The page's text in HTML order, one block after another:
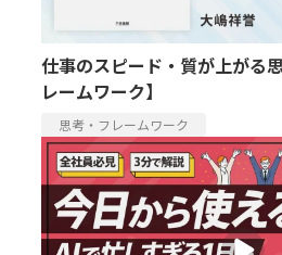
仕事のスピード・質が上がる
レームワーク】
思考・フレームワーク